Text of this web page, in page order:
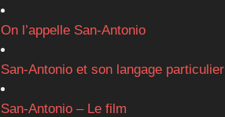
On l’appelle San-Antonio
San-Antonio et son langage particulier
San-Antonio – Le film